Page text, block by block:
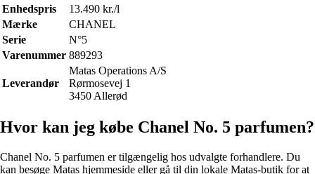
Enhedspris
13.490 kr./l
Mærke
CHANEL
Serie
N°5
Varenummer 889293
Leverandør
Matas Operations A/S
Rørmosevej 1
3450 Allerød
Hvor kan jeg købe Chanel No. 5 parfumen?
Chanel No. 5 parfumen er tilgængelig hos udvalgte forhandlere. Du
kan besøge Matas hjemmeside eller gå til din lokale Matas-butik for at